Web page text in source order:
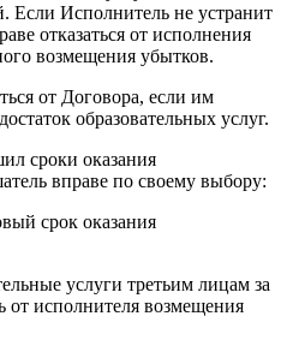
Если Исполнитель не устранит
отказаться от исполнения
возмещения убытков.
от Договора, если им
образовательных услуг.
сроки оказания
вправе по своему выбору:
срок оказания
услуги третьим лицам за
от исполнителя возмещения